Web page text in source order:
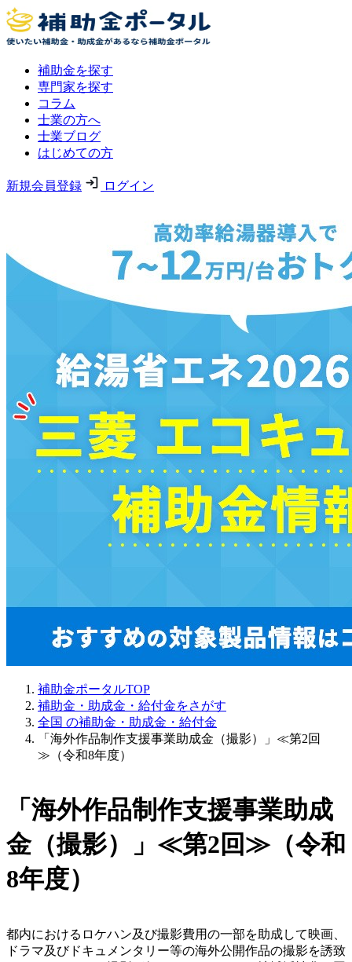
補助金を探す
専門家を探す
コラム
士業の方へ
士業ブログ
はじめての方
新規会員登録 ログイン
補助金ポータルTOP
補助金・助成金・給付金をさがす
全国 の補助金・助成金・給付金
「海外作品制作支援事業助成金（撮影）」≪第2回
≫（令和8年度）
「海外作品制作支援事業助成
金（撮影）」≪第2回≫（令和
8年度）
都内におけるロケハン及び撮影費用の一部を助成して映画、
ドラマ及びドキュメンタリー等の海外公開作品の撮影を誘致